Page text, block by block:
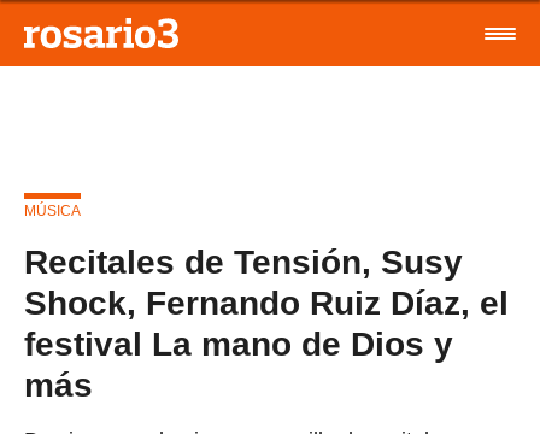
MÚSICA
Recitales de Tensión, Susy
Shock, Fernando Ruiz Díaz, el
festival La mano de Dios y
más